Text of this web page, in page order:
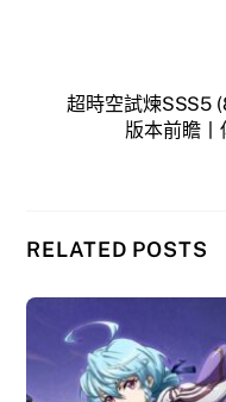
超時空試煉SSS5
版本前瞻丨
RELATED POSTS